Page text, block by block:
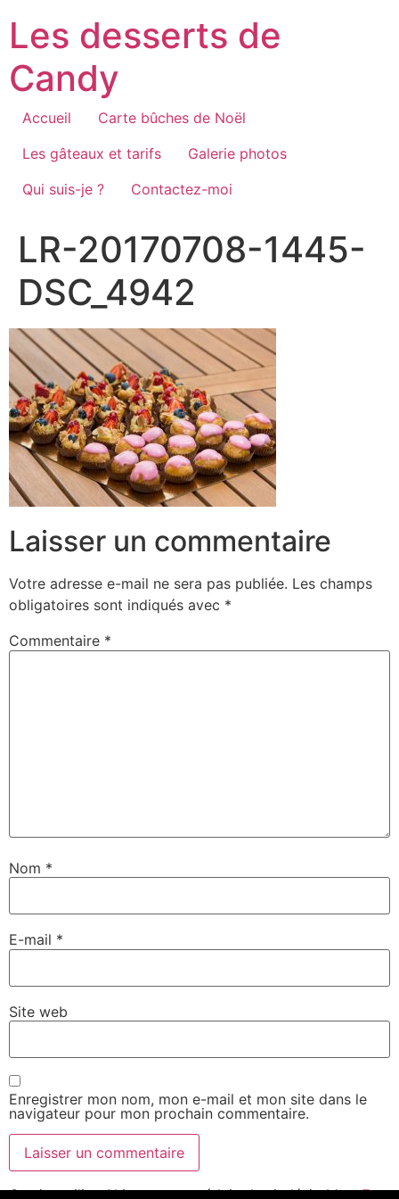
contenu
Les desserts de
Candy
Accueil
Carte bûches de Noël
Les gâteaux et tarifs
Galerie photos
Qui suis-je ?
Contactez-moi
LR-20170708-1445-
DSC_4942
Laisser un commentaire
Votre adresse e-mail ne sera pas publiée. Les champs
obligatoires sont indiqués avec *
Commentaire *
Nom *
E-mail *
Site web
Enregistrer mon nom, mon e-mail et mon site dans le
navigateur pour mon prochain commentaire.
Ce site utilise Akismet pour réduire les indésirables.En